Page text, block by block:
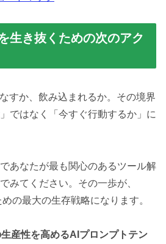
生き抜くための次のアク
すか、飲み込まれるか。その境界
ではなく「今すぐ行動するか」に
あなたが最も関心のあるツール解
みてください。その一歩が、
の最大の生存戦略になります。
産性を高めるAIプロンプトテン